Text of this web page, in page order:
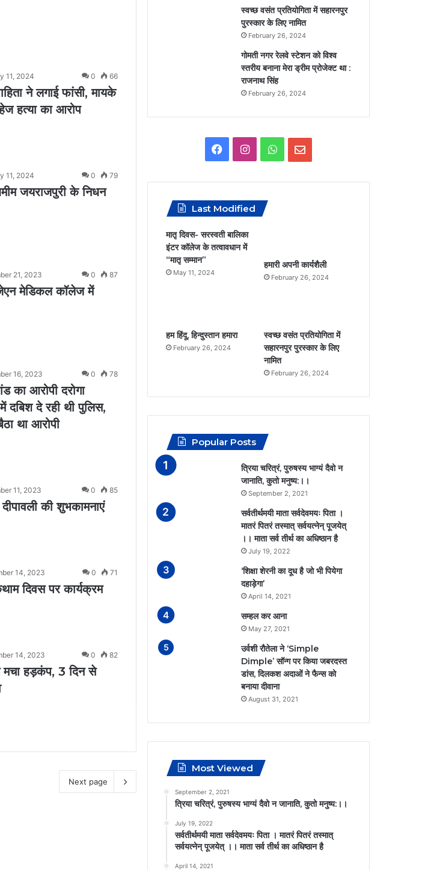
11, 2024 0 66
ने लगाई फांसी, मायके
हत्या का आरोप
11, 2024 0 79
जयराजपुरी के निधन
21, 2023 0 87
मेडिकल कॉलेज में
16, 2023 0 78
का आरोपी दरोगा
में दबिश दे रही थी पुलिस,
था आरोपी
11, 2023 0 85
की शुभकामनाएं
14, 2023 0 71
दिवस पर कार्यक्रम
14, 2023 0 82
हड़कंप, 3 दिन से
Next page
स्वच्छ वसंत प्रतियोगिता में सहारनपुर
पुरस्कार के लिए नामित
February 26, 2024
गोमती नगर रेलवे स्टेशन को विश्व
स्तरीय बनाना मेरा ड्रीम प्रोजेक्ट था :
राजनाथ सिंह
February 26, 2024
b
I
W
A
Last Modified
मातृ दिवस- सरस्वती बालिका
इंटर कॉलेज के तत्वावधान में
“मातृ सम्मान”
May 11, 2024
हमारी अपनी कार्यशैली
February 26, 2024
हम हिंदू, हिन्दुस्तान हमारा
February 26, 2024
स्वच्छ वसंत प्रतियोगिता में
सहारनपुर पुरस्कार के लिए
नामित
February 26, 2024
Popular Posts
त्रिया चरित्रं, पुरुषस्य भाग्यं दैवो न
जानाति, कुतो मनुष्य:।।
September 2, 2021
सर्वतीर्थमयी माता सर्वदेवमयः पिता ।
मातरं पितरं तस्मात् सर्वयत्नेन् पूजयेत्
।। माता सर्व तीर्थ का अधिष्ठान है
July 19, 2022
‘शिक्षा शेरनी का दूध है जो भी पियेगा
दहाड़ेगा’
April 14, 2021
सम्हल कर आना
May 27, 2021
उर्वशी रौतेला ने ‘Simple
Dimple’ सॉन्ग पर किया जबरदस्त
डांस, दिलकश अदाओं ने फैन्स को
बनाया दीवाना
August 31, 2021
Most Viewed
September 2, 2021
त्रिया चरित्रं, पुरुषस्य भाग्यं दैवो न जानाति, कुतो मनुष्य:।।
July 19, 2022
सर्वतीर्थमयी माता सर्वदेवमयः पिता । मातरं पितरं तस्मात्
सर्वयत्नेन् पूजयेत् ।। माता सर्व तीर्थ का अधिष्ठान है
April 14, 2021